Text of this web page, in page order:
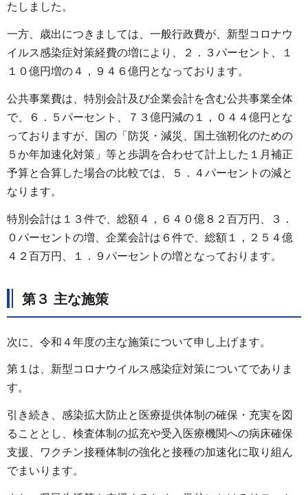
たしました。
一方、歳出につきましては、一般行政費が、新型コロナウ
イルス感染症対策経費の増により、２．３パーセント、１
１０億円増の４，９４６億円となっております。
公共事業費は、特別会計及び企業会計を含む公共事業全体
で、６．５パーセント、７３億円減の１，０４４億円とな
っておりますが、国の「防災・減災、国土強靭化のための
５か年加速化対策」等と歩調を合わせて計上した１月補正
予算と合算した場合の比較では、５．４パーセントの減と
なります。
特別会計は１３件で、総額４，６４０億８２百万円、３．
０パーセントの増、企業会計は６件で、総額１，２５４億
４２百万円、１．９パーセントの増となっております。
第３ 主な施策
次に、令和４年度の主な施策について申し上げます。
第１は、新型コロナウイルス感染症対策についてでありま
す。
引き続き、感染拡大防止と医療提供体制の確保・充実を図
ることとし、検査体制の拡充や受入医療機関への病床確保
支援、ワクチン接種体制の強化と接種の加速化に取り組ん
でまいります。